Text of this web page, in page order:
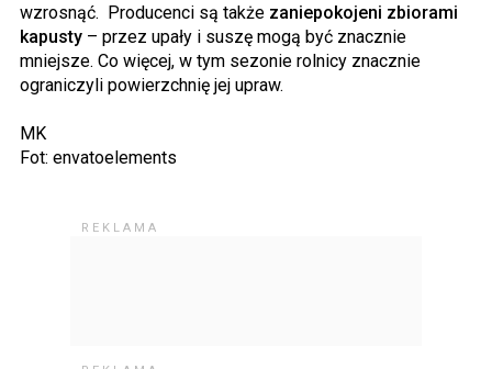
wzrosnąć. Producenci są także zaniepokojeni zbiorami
kapusty – przez upały i suszę mogą być znacznie
mniejsze. Co więcej, w tym sezonie rolnicy znacznie
ograniczyli powierzchnię jej upraw.
MK
Fot: envatoelements